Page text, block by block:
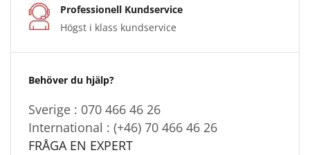
Professionell Kundservice
Högst i klass kundservice
Behöver du hjälp?
Sverige : 070 466 46 26
International : (+46) 70 466 46 26
FRÅGA EN EXPERT